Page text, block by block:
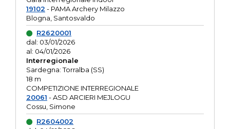
19102 - PAMA Archery Milazzo
Blogna, Santosvaldo
R2620001
dal: 03/01/2026
al: 04/01/2026
Interregionale
Sardegna: Torralba (SS)
18 m
COMPETIZIONE INTERREGIONALE
20061 - ASD ARCIERI MEJLOGU
Cossu, Simone
R2604002